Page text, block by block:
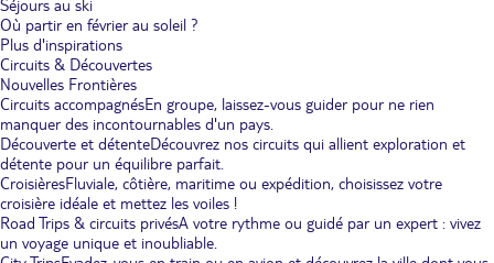
Séjours au ski
Où partir en février au soleil ?
Plus d'inspirations
Circuits & Découvertes
Nouvelles Frontières
Circuits accompagnésEn groupe, laissez-vous guider pour ne rien
manquer des incontournables d'un pays.
Découverte et détenteDécouvrez nos circuits qui allient exploration et
détente pour un équilibre parfait.
CroisièresFluviale, côtière, maritime ou expédition, choisissez votre
croisière idéale et mettez les voiles !
Road Trips & circuits privésA votre rythme ou guidé par un expert : vivez
un voyage unique et inoubliable.